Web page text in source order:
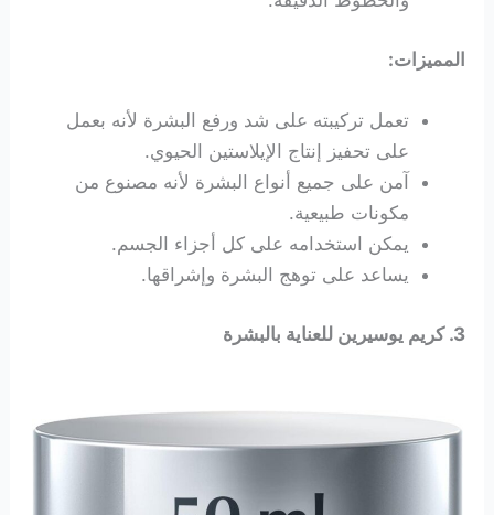
المميزات:
تعمل تركيبته على شد ورفع البشرة لأنه بعمل
على تحفيز إنتاج الإيلاستين الحيوي.
آمن على جميع أنواع البشرة لأنه مصنوع من
مكونات طبيعية.
يمكن استخدامه على كل أجزاء الجسم.
يساعد على توهج البشرة وإشراقها.
3. كريم يوسيرين للعناية بالبشرة